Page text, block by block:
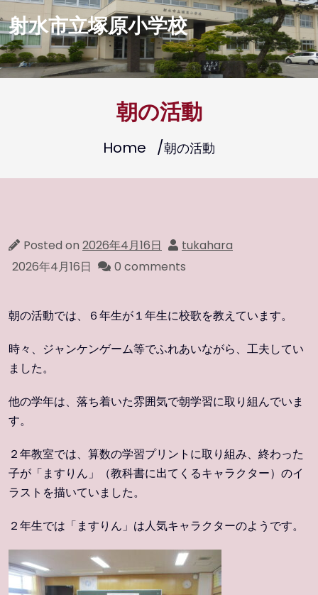
Skip
to
content
射水市立塚原小学校
今年創校150周年を迎えます
朝の活動
Home 朝の活動
Posted on 2026年4月16日
tukahara
2026年4月16日
0 comments
朝の活動では、６年生が１年生に校歌を教えています。
時々、ジャンケンゲーム等でふれあいながら、工夫してい
ました。
他の学年は、落ち着いた雰囲気で朝学習に取り組んでいま
す。
２年教室では、算数の学習プリントに取り組み、終わった
子が「ますりん」（教科書に出てくるキャラクター）のイ
ラストを描いていました。
２年生では「ますりん」は人気キャラクターのようです。